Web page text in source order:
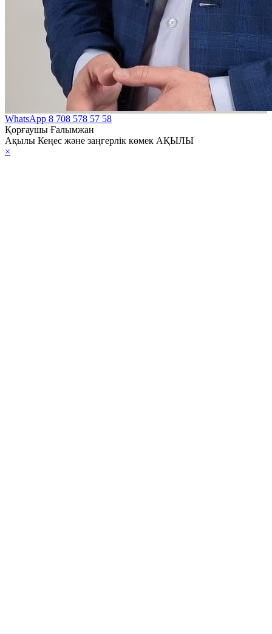
WhatsApp 8 708 578 57 58
Қорғаушы Ғалымжан
Ақылы Кеңес және заңгерлік көмек АҚЫЛЫ
×